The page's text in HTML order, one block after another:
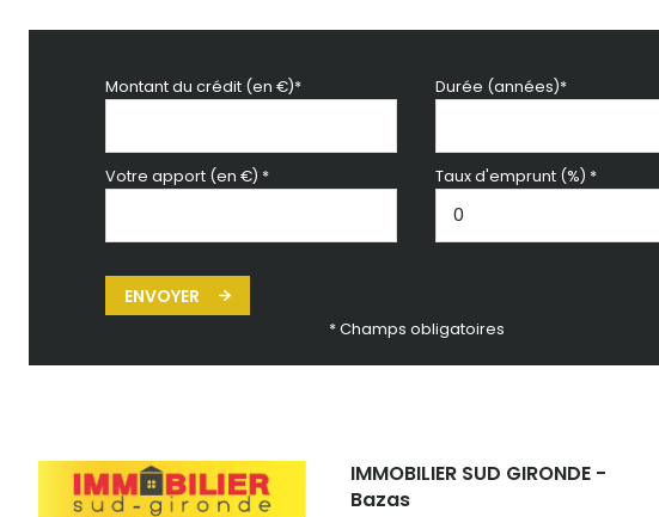
Montant du crédit (en €)* Durée (années)*
Votre apport (en €) * Taux d'emprunt (%) *
ENVOYER
* Champs obligatoires
IMMOBILIER SUD GIRONDE -
Bazas